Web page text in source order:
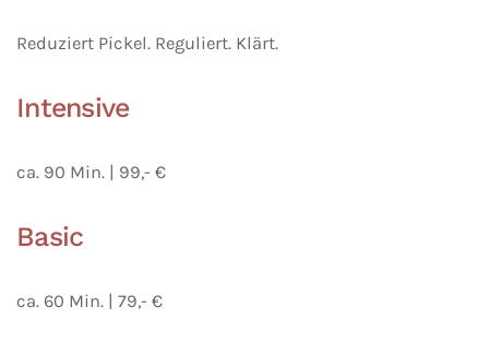
Reduziert Pickel. Reguliert. Klärt.
Intensive
ca. 90 Min. | 99,- €
Basic
ca. 60 Min. | 79,- €